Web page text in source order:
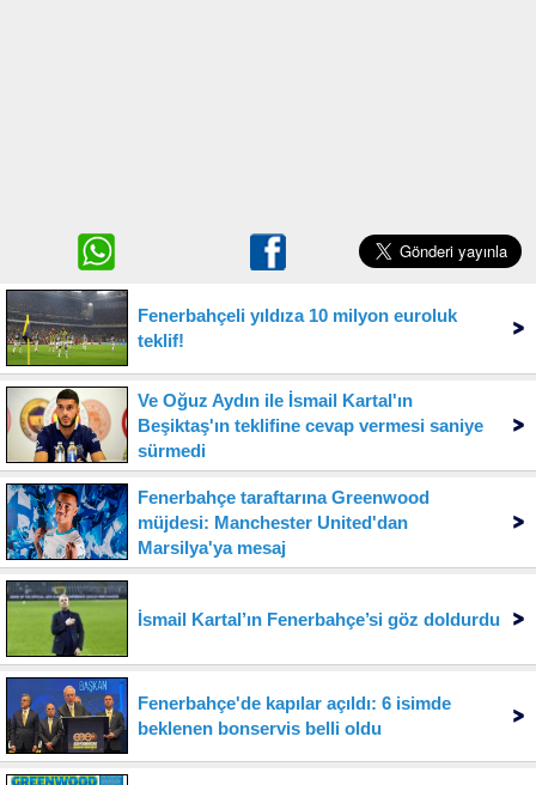
Fenerbahçeli yıldıza 10 milyon euroluk
teklif!
Ve Oğuz Aydın ile İsmail Kartal'ın
Beşiktaş'ın teklifine cevap vermesi saniye
sürmedi
Fenerbahçe taraftarına Greenwood
müjdesi: Manchester United'dan
Marsilya'ya mesaj
İsmail Kartal’ın Fenerbahçe’si göz doldurdu
Fenerbahçe'de kapılar açıldı: 6 isimde
beklenen bonservis belli oldu